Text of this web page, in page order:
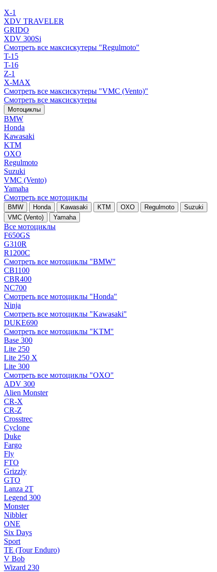
X-1
XDV TRAVELER
GRIDO
XDV 300Si
Смотреть все максискутеры "Regulmoto"
T-15
T-16
Z-1
X-MAX
Смотреть все максискутеры "VMC (Vento)"
Смотреть все максискутеры
Мотоциклы
BMW
Honda
Kawasaki
KTM
OXO
Regulmoto
Suzuki
VMC (Vento)
Yamaha
Смотреть все мотоциклы
BMW Honda Kawasaki KTM OXO Regulmoto
Suzuki
VMC (Vento)
Yamaha
Все мотоциклы
F650GS
G310R
R1200C
Смотреть все мотоциклы "BMW"
CB1100
CBR400
NC700
Смотреть все мотоциклы "Honda"
Ninja
Смотреть все мотоциклы "Kawasaki"
DUKE690
Смотреть все мотоциклы "KTM"
Base 300
Lite 250
Lite 250 X
Lite 300
Смотреть все мотоциклы "OXO"
ADV 300
Alien Monster
CR-X
CR-Z
Crosstrec
Cyclone
Duke
Fargo
Fly
FTO
Grizzly
GTO
Lanza 2T
Legend 300
Monster
Nibbler
ONE
Six Days
Sport
TE (Tour Enduro)
V Bob
Wizard 230